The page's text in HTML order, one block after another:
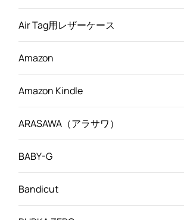
Air Tag用レザーケース
Amazon
Amazon Kindle
ARASAWA（アラサワ）
BABY-G
Bandicut